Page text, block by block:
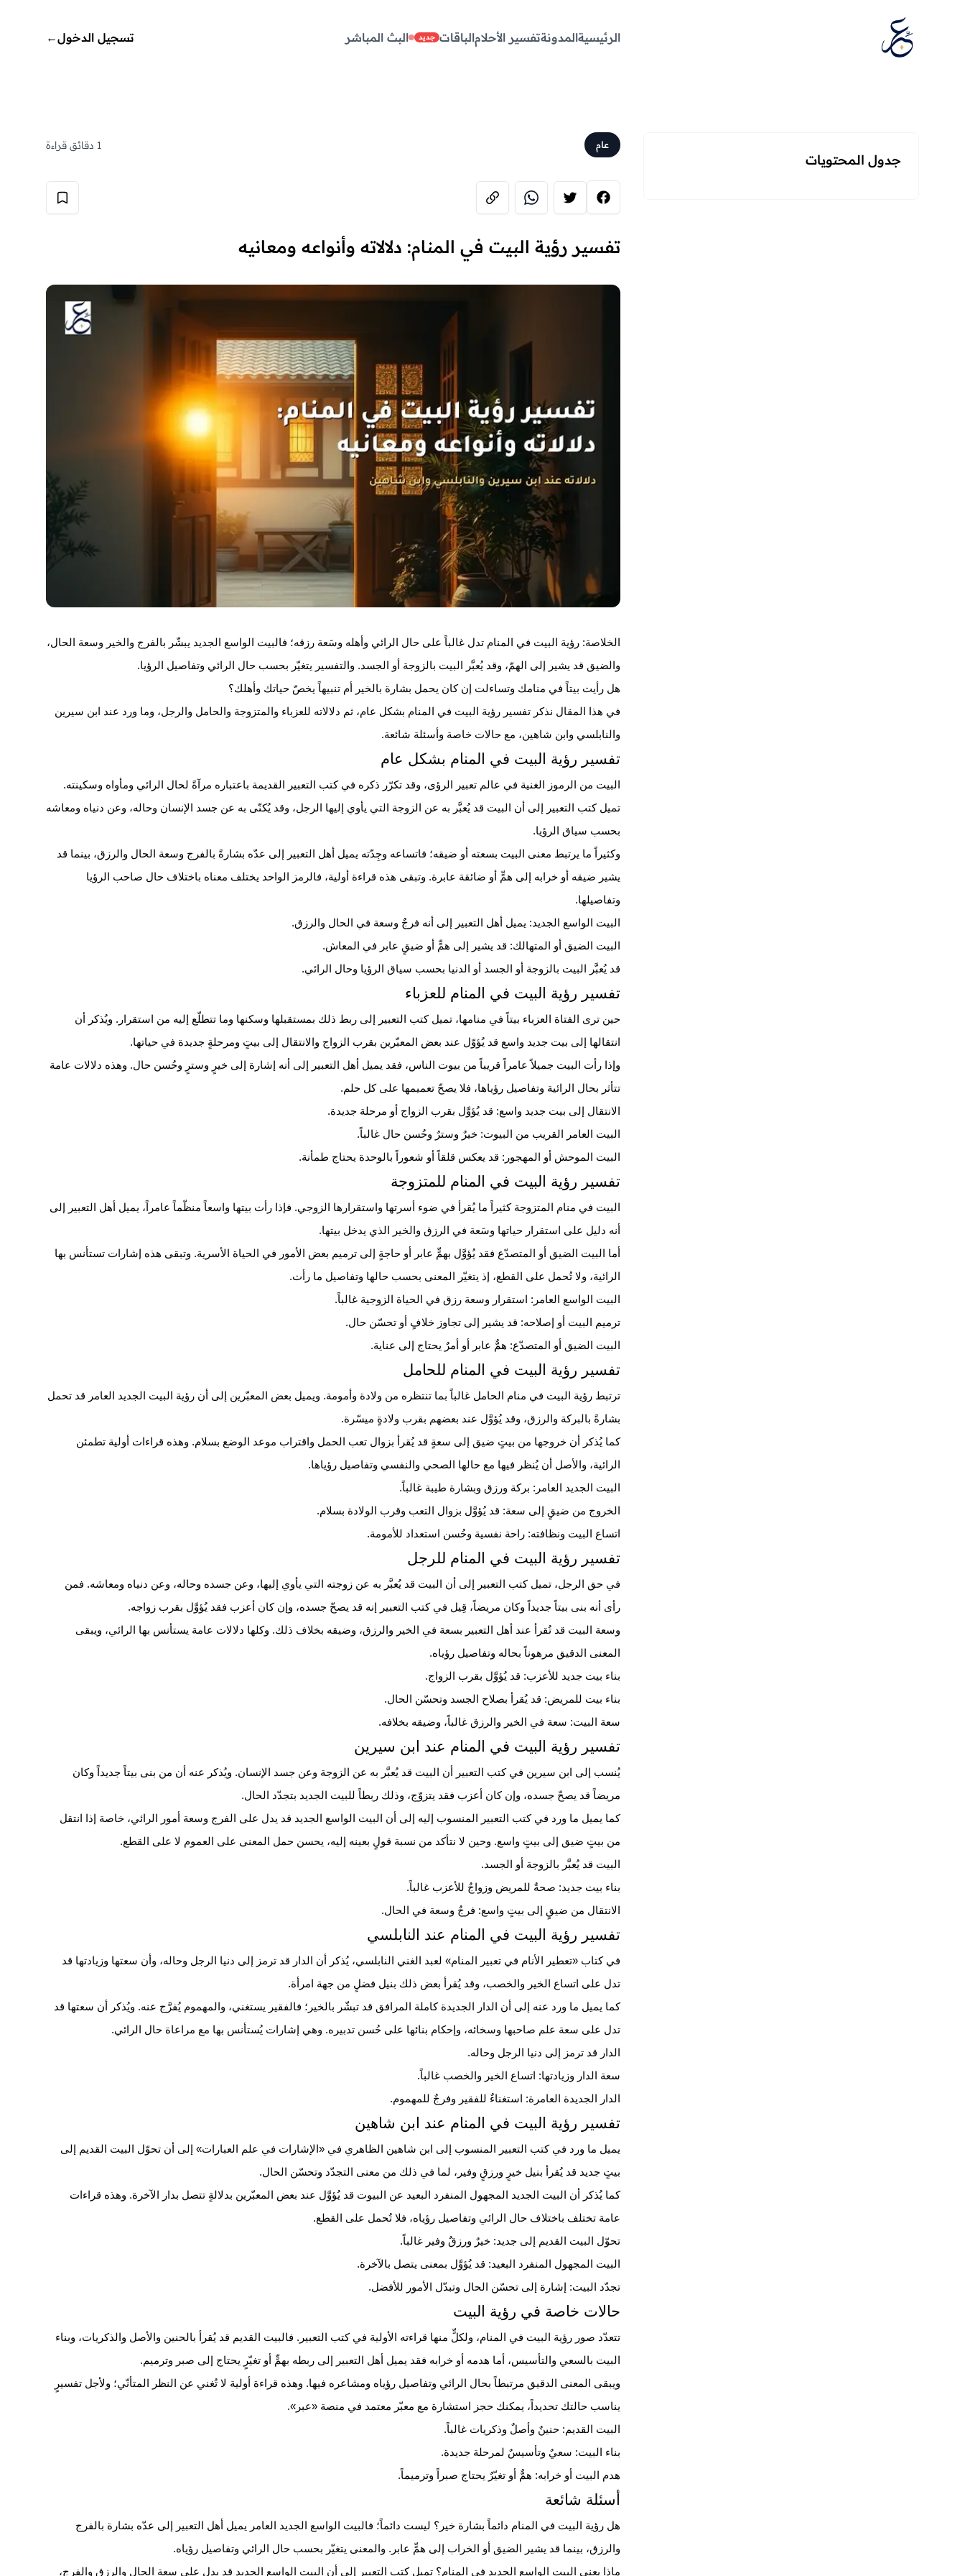
الرئيسيةالمدونةتفسير الأحلامالباقات جديد البث المباشر تسجيل الدخول←
جدول المحتويات
عام 1 دقائق قراءة
تفسير رؤية البيت في المنام: دلالاته وأنواعه ومعانيه
الخلاصة: رؤية البيت في المنام تدل غالباً على حال الرائي وأهله وسَعة رزقه؛ فالبيت الواسع الجديد يبشّر بالفرج والخير وسعة الحال،
والضيق قد يشير إلى الهمّ، وقد يُعبَّر البيت بالزوجة أو الجسد. والتفسير يتغيّر بحسب حال الرائي وتفاصيل الرؤيا.
هل رأيت بيتاً في منامك وتساءلت إن كان يحمل بشارة بالخير أم تنبيهاً يخصّ حياتك وأهلك؟
في هذا المقال نذكر تفسير رؤية البيت في المنام بشكل عام، ثم دلالاته للعزباء والمتزوجة والحامل والرجل، وما ورد عند ابن سيرين
والنابلسي وابن شاهين، مع حالات خاصة وأسئلة شائعة.
تفسير رؤية البيت في المنام بشكل عام
البيت من الرموز الغنية في عالم تعبير الرؤى، وقد تكرّر ذكره في كتب التعبير القديمة باعتباره مرآةً لحال الرائي ومأواه وسكينته.
تميل كتب التعبير إلى أن البيت قد يُعبَّر به عن الزوجة التي يأوي إليها الرجل، وقد يُكنّى به عن جسد الإنسان وحاله، وعن دنياه ومعاشه
بحسب سياق الرؤيا.
وكثيراً ما يرتبط معنى البيت بسعته أو ضيقه؛ فاتساعه وجِدّته يميل أهل التعبير إلى عدّه بشارةً بالفرج وسعة الحال والرزق، بينما قد
يشير ضيقه أو خرابه إلى همٍّ أو ضائقة عابرة. وتبقى هذه قراءة أولية، فالرمز الواحد يختلف معناه باختلاف حال صاحب الرؤيا
وتفاصيلها.
البيت الواسع الجديد: يميل أهل التعبير إلى أنه فرجٌ وسعة في الحال والرزق.
البيت الضيق أو المتهالك: قد يشير إلى همٍّ أو ضيقٍ عابر في المعاش.
قد يُعبَّر البيت بالزوجة أو الجسد أو الدنيا بحسب سياق الرؤيا وحال الرائي.
تفسير رؤية البيت في المنام للعزباء
حين ترى الفتاة العزباء بيتاً في منامها، تميل كتب التعبير إلى ربط ذلك بمستقبلها وسكنها وما تتطلّع إليه من استقرار. ويُذكر أن
انتقالها إلى بيت جديد واسع قد يُؤوّل عند بعض المعبّرين بقرب
الزواج والانتقال إلى بيتٍ ومرحلةٍ جديدة في حياتها.
وإذا رأت البيت جميلاً عامراً قريباً من بيوت الناس، فقد يميل أهل التعبير إلى أنه إشارة إلى خيرٍ وسترٍ وحُسن حال. وهذه دلالات عامة
تتأثر بحال الرائية وتفاصيل رؤياها، فلا يصحّ تعميمها على كل حلم.
الانتقال إلى بيت جديد واسع: قد يُؤوَّل بقرب الزواج أو مرحلة جديدة.
البيت العامر القريب من البيوت: خيرٌ وسترٌ وحُسن حال غالباً.
البيت الموحش أو المهجور: قد يعكس قلقاً أو شعوراً بالوحدة يحتاج طمأنة.
تفسير رؤية البيت في المنام للمتزوجة
البيت في منام المتزوجة كثيراً ما يُقرأ في ضوء أسرتها واستقرارها الزوجي. فإذا رأت بيتها واسعاً منظّماً عامراً، يميل أهل التعبير إلى
أنه دليل على استقرار حياتها وسَعة في الرزق والخير الذي يدخل بيتها.
أما البيت الضيق أو المتصدّع فقد يُؤوَّل بهمٍّ عابر أو حاجةٍ إلى ترميم بعض الأمور في الحياة الأسرية. وتبقى هذه إشارات تستأنس بها
الرائية، ولا تُحمل على القطع، إذ يتغيّر المعنى بحسب حالها وتفاصيل ما رأت.
البيت الواسع العامر: استقرار وسعة رزق في الحياة الزوجية غالباً.
ترميم البيت أو إصلاحه: قد يشير إلى تجاوز خلافٍ أو تحسّن حال.
البيت الضيق أو المتصدّع: همٌّ عابر أو أمرٌ يحتاج إلى عناية.
تفسير رؤية البيت في المنام للحامل
ترتبط رؤية البيت في منام الحامل غالباً بما تنتظره من ولادة وأمومة. ويميل بعض المعبّرين إلى أن رؤية البيت الجديد العامر قد تحمل
بشارةً بالبركة والرزق، وقد يُؤوَّل عند بعضهم بقرب ولادةٍ ميسّرة.
كما يُذكر أن خروجها من بيتٍ ضيق إلى سعةٍ قد يُقرأ بزوال تعب
الحمل واقتراب موعد الوضع بسلام. وهذه قراءات أولية تطمئن
الرائية، والأصل أن يُنظر فيها مع حالها الصحي والنفسي وتفاصيل رؤياها.
البيت الجديد العامر: بركة ورزق وبشارة طيبة غالباً.
الخروج من ضيقٍ إلى سعة: قد يُؤوَّل بزوال التعب وقرب
الولادة بسلام.
اتساع البيت ونظافته: راحة نفسية وحُسن استعداد للأمومة.
تفسير رؤية البيت في المنام للرجل
في حق الرجل، تميل كتب التعبير إلى أن البيت قد يُعبَّر به عن زوجته التي يأوي إليها، وعن جسده وحاله، وعن دنياه ومعاشه. فمن
رأى أنه بنى بيتاً جديداً وكان مريضاً، قِيل في كتب التعبير إنه قد يصحّ جسده، وإن كان أعزب فقد يُؤوَّل بقرب زواجه.
وسعة البيت قد تُقرأ عند أهل التعبير بسعة في الخير والرزق، وضيقه بخلاف ذلك. وكلها دلالات عامة يستأنس بها الرائي، ويبقى
المعنى الدقيق مرهوناً بحاله وتفاصيل رؤياه.
بناء بيت جديد للأعزب: قد يُؤوَّل بقرب الزواج.
بناء بيت للمريض: قد يُقرأ بصلاح الجسد وتحسّن الحال.
سعة البيت: سعة في الخير والرزق غالباً، وضيقه بخلافه.
تفسير رؤية البيت في المنام عند ابن سيرين
يُنسب إلى ابن سيرين في كتب التعبير أن البيت قد يُعبَّر به عن الزوجة وعن جسد الإنسان. ويُذكر عنه أن من بنى بيتاً جديداً وكان
مريضاً قد يصحّ جسده، وإن كان أعزب فقد يتزوّج، وذلك ربطاً للبيت الجديد بتجدّد الحال.
كما يميل ما ورد في كتب التعبير المنسوب إليه إلى أن البيت الواسع الجديد قد يدل على الفرج وسعة أمور الرائي، خاصة إذا انتقل
من بيتٍ ضيق إلى بيتٍ واسع. وحين لا نتأكد من نسبة قولٍ بعينه إليه، يحسن حمل المعنى على العموم لا على القطع.
البيت قد يُعبَّر بالزوجة أو الجسد.
بناء بيت جديد: صحةٌ للمريض وزواجٌ للأعزب غالباً.
الانتقال من ضيقٍ إلى بيتٍ واسع: فرجٌ وسعة في الحال.
تفسير رؤية البيت في المنام عند النابلسي
في كتاب «تعطير الأنام في تعبير المنام» لعبد الغني النابلسي، يُذكر أن الدار قد ترمز إلى دنيا الرجل وحاله، وأن سعتها وزيادتها قد
تدل على اتساع الخير والخصب، وقد يُقرأ بعض ذلك بنيل فضلٍ من جهة امرأة.
كما يميل ما ورد عنه إلى أن الدار الجديدة كاملة المرافق قد تبشّر بالخير؛ فالفقير يستغني، والمهموم يُفرَّج عنه. ويُذكر أن سعتها قد
تدل على سعة علم صاحبها وسخائه، وإحكام بنائها على حُسن تدبيره. وهي إشارات يُستأنس بها مع مراعاة حال الرائي.
الدار قد ترمز إلى دنيا الرجل وحاله.
سعة الدار وزيادتها: اتساع الخير والخصب غالباً.
الدار الجديدة العامرة: استغناءٌ للفقير وفرجٌ للمهموم.
تفسير رؤية البيت في المنام عند ابن شاهين
يميل ما ورد في كتب التعبير المنسوب إلى ابن شاهين الظاهري في «الإشارات في علم العبارات» إلى أن تحوّل البيت القديم إلى
بيتٍ جديد قد يُقرأ بنيل خيرٍ ورزقٍ وفير، لما في ذلك من معنى التجدّد وتحسّن الحال.
كما يُذكر أن البيت الجديد المجهول المنفرد البعيد عن البيوت قد يُؤوَّل عند بعض المعبّرين بدلالةٍ تتصل بدار الآخرة. وهذه قراءات
عامة تختلف باختلاف حال الرائي وتفاصيل رؤياه، فلا تُحمل على القطع.
تحوّل البيت القديم إلى جديد: خيرٌ ورزقٌ وفير غالباً.
البيت المجهول المنفرد البعيد: قد يُؤوَّل بمعنى يتصل بالآخرة.
تجدّد البيت: إشارة إلى تحسّن الحال وتبدّل الأمور للأفضل.
حالات خاصة في رؤية البيت
تتعدّد صور رؤية البيت في المنام، ولكلٍّ منها قراءته الأولية في كتب التعبير. فالبيت القديم قد يُقرأ بالحنين والأصل والذكريات، وبناء
البيت بالسعي والتأسيس، أما هدمه أو خرابه فقد يميل أهل التعبير إلى ربطه بهمٍّ أو تغيّرٍ يحتاج إلى صبر وترميم.
ويبقى المعنى الدقيق مرتبطاً بحال الرائي وتفاصيل رؤياه ومشاعره فيها. وهذه قراءة أولية لا تُغني عن النظر المتأنّي؛ ولأجل تفسيرٍ
يناسب حالتك تحديداً، يمكنك حجز استشارة مع معبّر معتمد في منصة «عبر».
البيت القديم: حنينٌ وأصلٌ وذكريات غالباً.
بناء البيت: سعيٌ وتأسيسٌ لمرحلة جديدة.
هدم البيت أو خرابه: همٌّ أو تغيّرٌ يحتاج صبراً وترميماً.
أسئلة شائعة
هل رؤية البيت في المنام دائماً بشارة خير؟ ليست دائماً؛ فالبيت الواسع الجديد العامر يميل أهل التعبير إلى عدّه بشارة بالفرج
والرزق، بينما قد يشير الضيق أو الخراب إلى همٍّ عابر. والمعنى يتغيّر بحسب حال الرائي وتفاصيل رؤياه.
ماذا يعني البيت الواسع الجديد في المنام؟ تميل كتب التعبير إلى أن البيت الواسع الجديد قد يدل على سعة الحال والرزق والفرج،